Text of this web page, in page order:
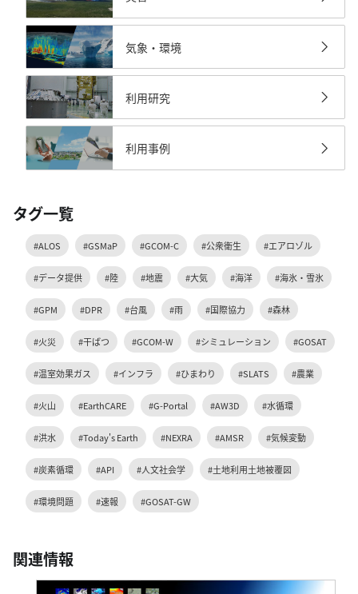
気象・環境
利用研究
利用事例
タグ一覧
#ALOS #GSMaP #GCOM-C #公衆衛生 #エアロゾル
#データ提供 #陸 #地震 #大気 #海洋 #海氷・雪氷
#GPM #DPR #台風 #雨 #国際協力 #森林
#火災 #干ばつ #GCOM-W #シミュレーション #GOSAT
#温室効果ガス #インフラ #ひまわり #SLATS #農業
#火山 #EarthCARE #G-Portal #AW3D #水循環
#洪水 #Today's Earth #NEXRA #AMSR #気候変動
#炭素循環 #API #人文社会学 #土地利用土地被覆図
#環境問題 #速報 #GOSAT-GW
関連情報